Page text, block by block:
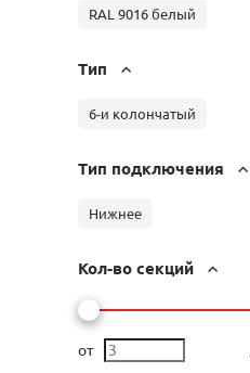
RAL 9016 белый
Тип
6-и колончатый
Тип подключения
Нижнее
Кол-во секций
от